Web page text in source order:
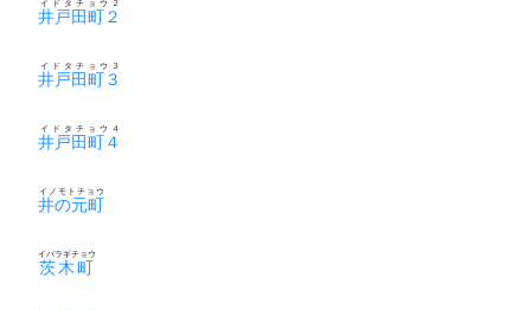
井戸田町２
イドタチョウ２
井戸田町３
イドタチョウ３
井戸田町４
イドタチョウ４
井の元町
イノモトチョウ
茨木町
イバラギチョウ